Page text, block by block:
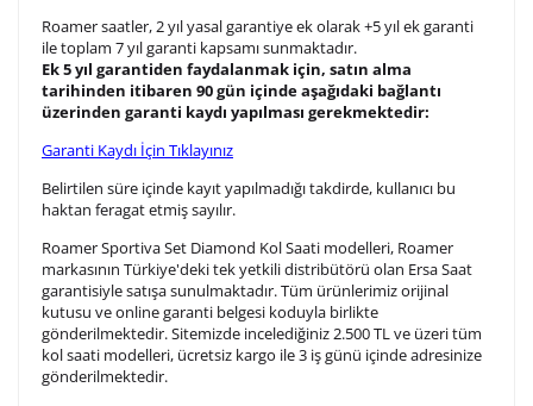
Ön İzleme Kişiselleştir Vazgeç
Kişiselleştirilmiş ürünlerin teslim süresi gravür işleme
sebebi ile 1-2 iş günü uzamaktadır. Gravür İşlemi
tamamlandıktan sonra siparişiniz kargoya verilecektir.
ürünlerde
yapılamaz.
Roamer saatler, 2 yıl yasal garantiye ek olarak +5 yıl ek garanti
ile toplam 7 yıl garanti kapsamı sunmaktadır.
Ek5 yıl garantiden faydalanmak için, satın alma
tarihinden itibaren 90 gün içinde aşağıdaki bağlantı
üzerinden garanti kaydı yapılması gerekmektedir:
Garanti Kaydı İçin Tıklayınız
Belirtilen süre içinde kayıt yapılmadığı takdirde, kullanıcı bu
haktan feragat etmiş sayılır.
Roamer Sportiva Set Diamond Kol Saati modelleri, Roamer
markasının Türkiye'deki tek yetkili distribütörü olan Ersa Saat
garantisiyle satışa sunulmaktadır. Tüm ürünlerimiz orijinal
kutusu ve online garanti belgesi koduyla birlikte
gönderilmektedir. Sitemizde incelediğiniz 2.500 TL ve üzeri tüm
kol saati modelleri, ücretsiz kargo ile 3 iş günü içinde adresinize
gönderilmektedir.